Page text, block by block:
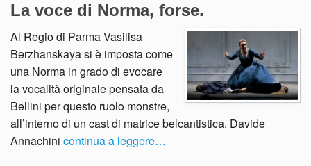
La voce di Norma, forse.
Al Regio di Parma Vasilisa
Berzhanskaya si è imposta come
una Norma in grado di evocare
la vocalità originale pensata da
Bellini per questo ruolo monstre,
all’interno di un cast di matrice belcantistica. Davide
Annachini continua a leggere…